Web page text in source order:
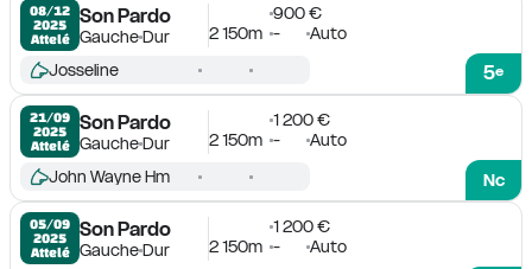
08/12
2025
Attelé
Son Pardo
GaucheDur
900 €
2 150m - Auto
5e
Josseline
21/09
2025
Attelé
Son Pardo
GaucheDur
1 200 €
2 150m -
Auto
Nc
John Wayne Hm
05/09
2025
Attelé
Son Pardo
GaucheDur
1 200 €
2 150m - Auto